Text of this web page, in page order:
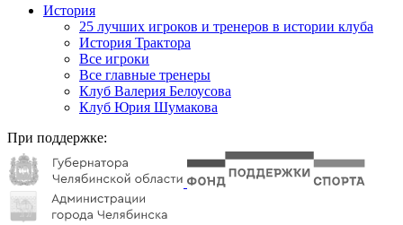
История
25 лучших игроков и тренеров в истории клуба
История Трактора
Все игроки
Все главные тренеры
Клуб Валерия Белоусова
Клуб Юрия Шумакова
При поддержке: